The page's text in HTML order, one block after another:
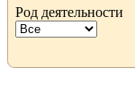
Род деятельности